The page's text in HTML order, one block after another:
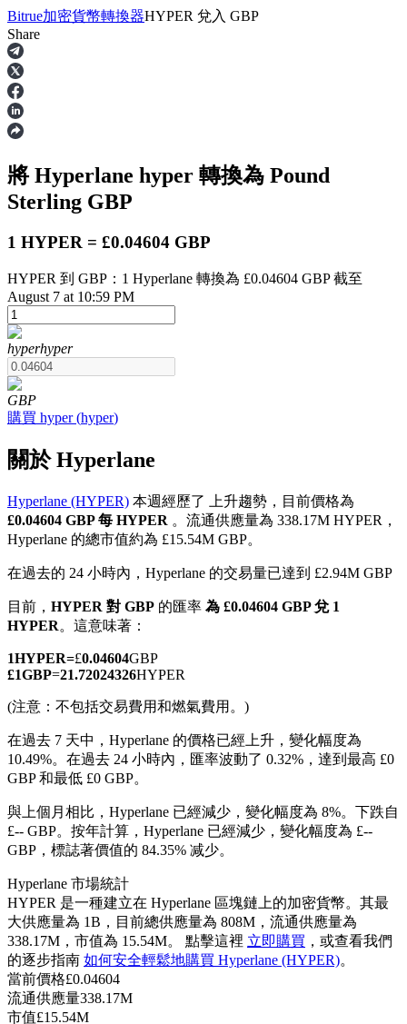
合約
USDT永續
多種以USDT結算的永續合約
幣本位永續
以數字貨幣為保證金的永續合約
TradFi
USDC永續
Bitrue加密貨幣轉換器HYPER 兌入 GBP
Share
將 Hyperlane hyper 轉換為 Pound
Sterling GBP
1 HYPER = £0.04604 GBP
HYPER 到 GBP：1 Hyperlane 轉換為 £0.04604 GBP 截至
August 7 at 10:59 PM
hyperhyper
GBP
購買 hyper(hyper)
關於 Hyperlane
Hyperlane (HYPER) 本週經歷了 上升趨勢，目前價格為
£0.04604 GBP 每 HYPER 。流通供應量為 338.17M HYPER，
Hyperlane 的總市值約為 £15.54M GBP。
在過去的 24 小時內，Hyperlane 的交易量已達到 £2.94M GBP
目前， HYPER 對 GBP 的匯率 為 £0.04604 GBP 兌 1
HYPER。這意味著：
1HYPER=£0.04604GBP
£1GBP=21.72024326HYPER
(注意：不包括交易費用和燃氣費用。)
在過去 7 天中，Hyperlane 的價格已經上升，變化幅度為
10.49%。 在過去 24 小時內，匯率波動了 0.32%，達到最高 £0
GBP 和最低 £0 GBP。
與上個月相比，Hyperlane 已經減少，變化幅度為 8%。下跌自
£-- GBP。 按年計算，Hyperlane 已經減少，變化幅度為 £--
GBP，標誌著價值的 84.35% 减少。
Hyperlane 市場統計
HYPER 是一種建立在 Hyperlane 區塊鏈上的加密貨幣。其最
大供應量為 1B，目前總供應量為 808M，流通供應量為
338.17M，市值為 15.54M。 點擊這裡 立即購買 ，或查看我們
的逐步指南 如何安全輕鬆地購買 Hyperlane (HYPER)。
當前價格£0.04604
流通供應量338.17M
市值£15.54M